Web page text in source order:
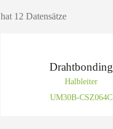
hat 12 Datensätze
Drahtbonding
Halbleiter
UM30B-CSZ064C